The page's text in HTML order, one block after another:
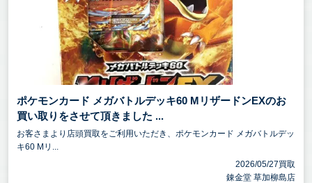
ポケモンカード メガバトルデッキ60 MリザードンEXのお
買い取りをさせて頂きました ...
お客さまより店頭買取をご利用いただき、ポケモンカード メガバトルデッ
キ60 Mリ...
2026/05/27買取
錬金堂 草加柳島店